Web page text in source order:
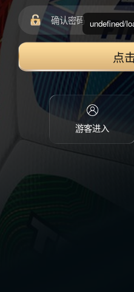
点
游客进入
undefined/